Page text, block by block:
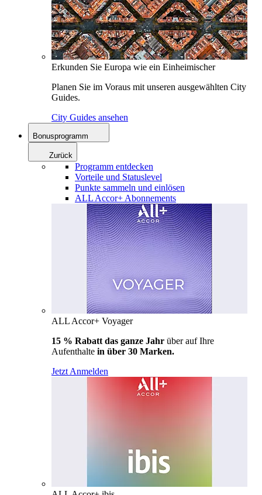
Erkunden Sie Europa wie ein Einheimischer
Planen Sie im Voraus mit unseren ausgewählten City
Guides.
City Guides ansehen
Bonusprogramm
Zurück
Programm entdecken
Vorteile und Statuslevel
Punkte sammeln und einlösen
ALL Accor+ Abonnements
ALL Accor+ Voyager
15 % Rabatt das ganze Jahr über auf Ihre
Aufenthalte in über 30 Marken.
Jetzt Anmelden